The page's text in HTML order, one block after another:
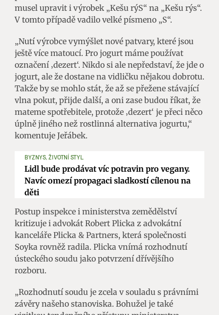
musel upravit i výrobek „Kešu rýS“ na „Kešu rýs“.
V tomto případě vadilo velké písmeno „S“.
„Nutí výrobce vymýšlet nové patvary, které jsou
ještě více matoucí. Pro jogurt máme používat
označení ‚dezert‘. Nikdo si ale nepředstaví, že jde o
jogurt, ale že dostane na vidličku nějakou dobrotu.
Takže by se mohlo stát, že až se přežene stávající
vlna pokut, přijde další, a oni zase budou říkat, že
mateme spotřebitele, protože ‚dezert‘ je přeci něco
úplně jiného než rostlinná alternativa jogurtu,“
komentuje Jeřábek.
BYZNYS, ŽIVOTNÍ STYL
Lidl bude prodávat víc potravin pro vegany.
Navíc omezí propagaci sladkostí cílenou na
děti
Postup inspekce i ministerstva zemědělství
kritizuje i advokát Robert Plicka z advokátní
kanceláře Plicka & Partners, která společnosti
Soyka rovněž radila. Plicka vnímá rozhodnutí
ústeckého soudu jako potvrzení dřívějšího
rozboru.
„Rozhodnutí soudu je zcela v souladu s právními
závěry našeho stanoviska. Bohužel je také